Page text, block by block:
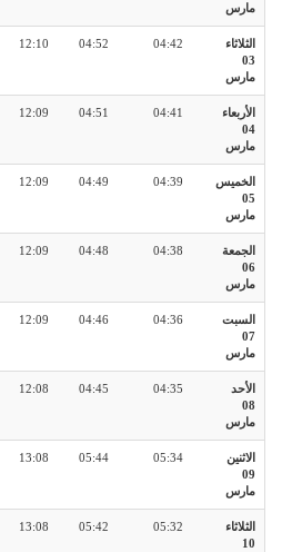
مارس
الثلاثاء
03
مارس
04:42
04:52
12:10
الأربعاء
04
مارس
04:41
04:51
12:09
الخميس
05
مارس
04:39
04:49
12:09
الجمعة
06
مارس
04:38
04:48
12:09
السبت
07
مارس
04:36
04:46
12:09
الأحد
08
مارس
04:35
04:45
12:08
الاثنين
09
مارس
05:34
05:44
13:08
الثلاثاء
10
05:32
05:42
13:08